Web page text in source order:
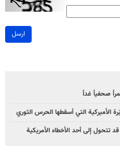
ارسل
صحفياً غداً
الأميركية التي أسقطها الحرس الثوري
تتحول إلى أحد الأخطاء الأمريكية